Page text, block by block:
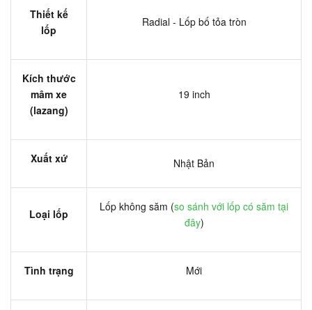
Thiết kế
lốp
Radial - Lốp bố tỏa tròn
Kích thước
mâm xe
(lazang)
19 inch
Xuất xứ Nhật Bản
Loại lốp
Lốp không săm (so sánh với lốp có săm tại
đây)
Tình trạng Mới